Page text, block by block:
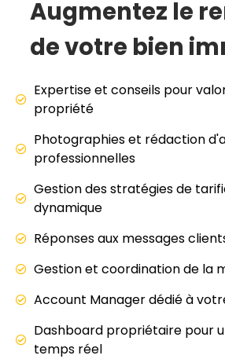
Location saisonnière
Augmentez le
de votre bien
Expertise et conseils pour
propriété
Photographies et rédaction
professionnelles
Gestion des stratégies de
dynamique
Réponses aux messages
Gestion et coordination de la
Account Manager dédié à
Dashboard propriétaire pour
temps réel